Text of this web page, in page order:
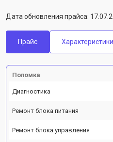
Дата обновления прайса:
Прайс Характеристики
Поломка
Диагностика
Ремонт блока питания
Ремонт блока управления